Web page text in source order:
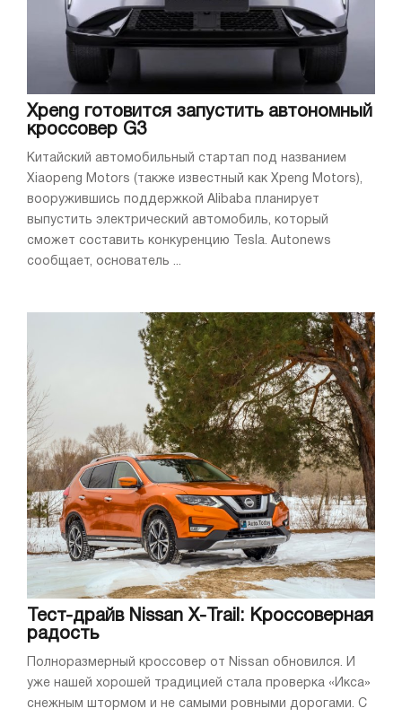
Xpeng готовится запустить автономный
кроссовер G3
Китайский автомобильный стартап под названием
Xiaopeng Motors (также известный как Xpeng Motors),
вооружившись поддержкой Alibaba планирует
выпустить электрический автомобиль, который
сможет составить конкуренцию Tesla. Autonews
сообщает, основатель ...
Тест-драйв Nissan X-Trail: Кроссоверная
радость
Полноразмерный кроссовер от Nissan обновился. И
уже нашей хорошей традицией стала проверка «Икса»
снежным штормом и не самыми ровными дорогами. С